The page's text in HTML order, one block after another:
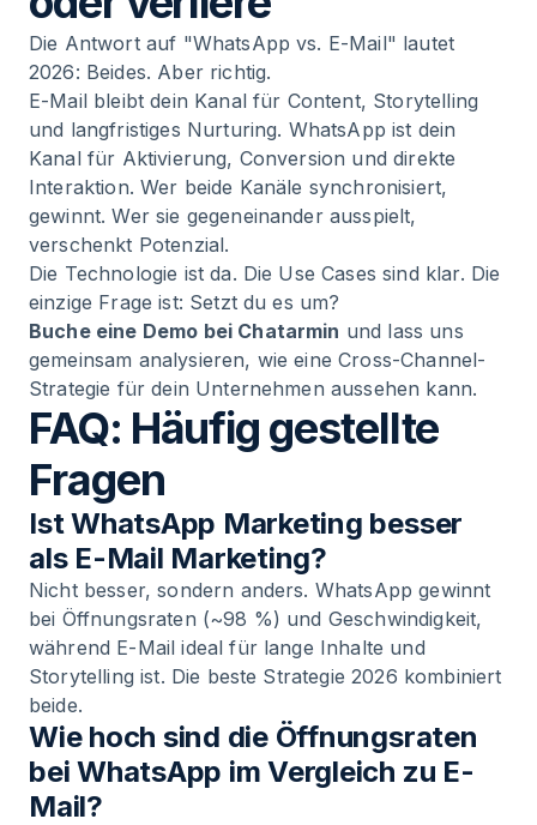
Die Antwort auf "WhatsApp vs. E-Mail" lautet
2026: Beides. Aber richtig.
E-Mail bleibt dein Kanal für Content, Storytelling
und langfristiges Nurturing. WhatsApp ist dein
Kanal für Aktivierung, Conversion und direkte
Interaktion. Wer beide Kanäle synchronisiert,
gewinnt. Wer sie gegeneinander ausspielt,
verschenkt Potenzial.
Die Technologie ist da. Die Use Cases sind klar. Die
einzige Frage ist: Setzt du es um?
Buche eine Demo bei Chatarmin und lass uns
gemeinsam analysieren, wie eine Cross-Channel-
Strategie für dein Unternehmen aussehen kann.
FAQ: Häufig gestellte
Fragen
Ist WhatsApp Marketing besser
als E-Mail Marketing?
Nicht besser, sondern anders. WhatsApp gewinnt
bei Öffnungsraten (~98 %) und Geschwindigkeit,
während E-Mail ideal für lange Inhalte und
Storytelling ist. Die beste Strategie 2026 kombiniert
beide.
Wie hoch sind die Öffnungsraten
bei WhatsApp im Vergleich zu E-
Mail?